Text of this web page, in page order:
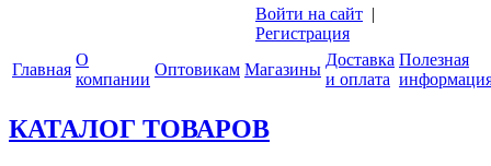
Войти на сайт |
Регистрация
Главная
О
компании
Оптовикам Магазины
Доставка
и оплата
Полезная
КАТАЛОГ ТОВАРОВ